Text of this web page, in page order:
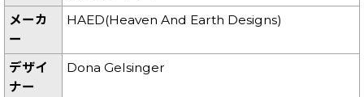
メーカ
ー
HAED(Heaven And Earth Designs)
デザイ
ナー
Dona Gelsinger